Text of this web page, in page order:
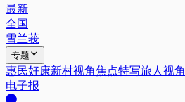
最新
全国
雪兰莪
专题
惠民好康新村视角焦点特写旅人视角
电子报